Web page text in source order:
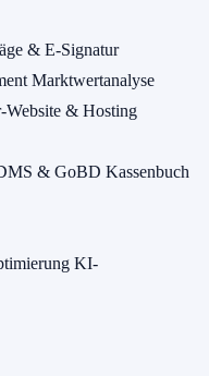
& E-Signatur
Marktwertanalyse
Website & Hosting
& GoBD Kassenbuch
KI-